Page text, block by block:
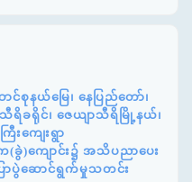
င်စုနယ်မြေ၊ နေပြည်တော်၊
သီရိခရိုင်၊ ဇေယျာသီရိမြို့နယ်၊
းကျေးရွာ
ခွဲ)ကျောင်း၌ အသိပညာပေး
ောပွဲဆောင်ရွက်မှုသတင်း